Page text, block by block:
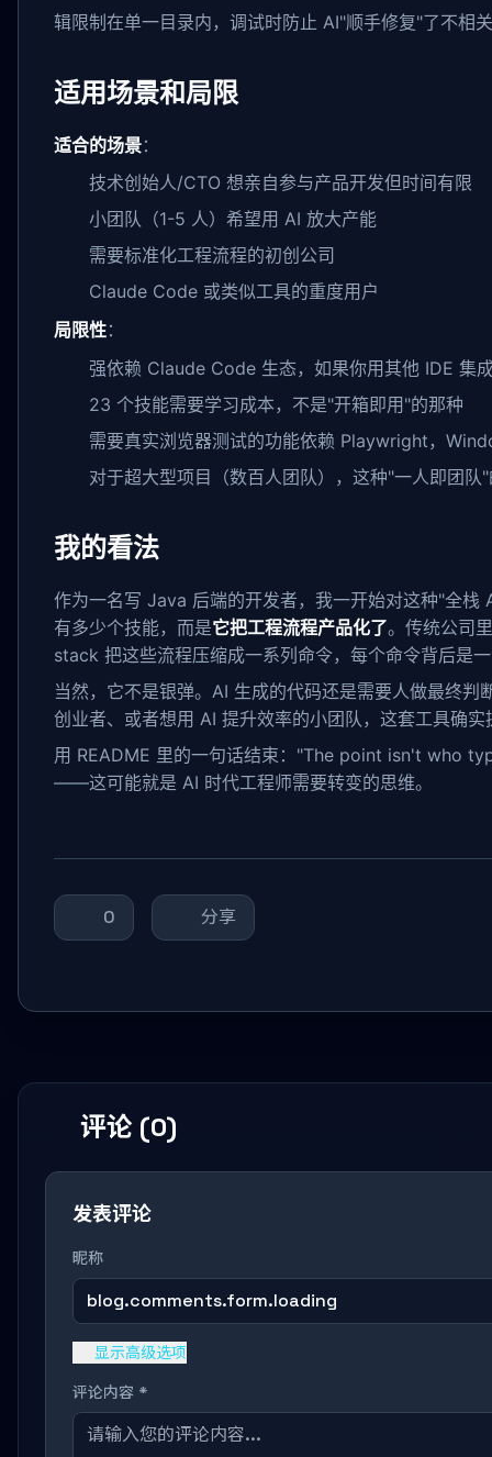
辑限制在单一目录内，调试时防止 AI"顺手修复"了不相
适用场景和局限
适合的场景：
技术创始人/CTO 想亲自参与产品开发但时间有限
小团队（1-5 人）希望用 AI 放大产能
需要标准化工程流程的初创公司
Claude Code 或类似工具的重度用户
局限性：
强依赖 Claude Code 生态，如果你用其他 IDE 集
23 个技能需要学习成本，不是"开箱即用"的那种
需要真实浏览器测试的功能依赖 Playwright，
对于超大型项目（数百人团队），这种"一人即团队
我的看法
作为一名写 Java 后端的开发者，我一开始对这种"全
有多少个技能，而是它把工程流程产品化了。传统公司
stack 把这些流程压缩成一系列命令，每个命令背后是
当然，它不是银弹。AI 生成的代码还是需要人做最终
创业者、或者想用 AI 提升效率的小团队，这套工具确
用 README 里的一句话结束："The point isn't who
——这可能就是 AI 时代工程师需要转变的思维。
0 分享
评论 (0)
发表评论
昵称
blog.comments.form.loading
显示高级选项
评论内容 *